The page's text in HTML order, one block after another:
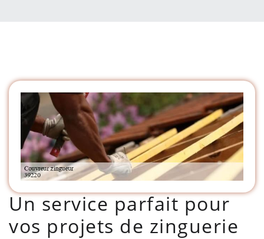
Un service parfait pour
vos projets de zinguerie